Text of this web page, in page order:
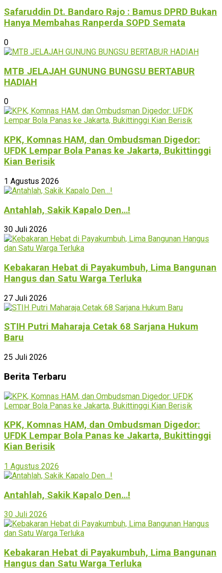
Safaruddin Dt. Bandaro Rajo : Bamus DPRD Bukan
Hanya Membahas Ranperda SOPD Semata
0
MTB JELAJAH GUNUNG BUNGSU BERTABUR
HADIAH
0
KPK, Komnas HAM, dan Ombudsman Digedor:
UFDK Lempar Bola Panas ke Jakarta, Bukittinggi
Kian Berisik
1 Agustus 2026
Antahlah, Sakik Kapalo Den…!
30 Juli 2026
Kebakaran Hebat di Payakumbuh, Lima Bangunan
Hangus dan Satu Warga Terluka
27 Juli 2026
STIH Putri Maharaja Cetak 68 Sarjana Hukum
Baru
25 Juli 2026
Berita Terbaru
KPK, Komnas HAM, dan Ombudsman Digedor:
UFDK Lempar Bola Panas ke Jakarta, Bukittinggi
Kian Berisik
1 Agustus 2026
Antahlah, Sakik Kapalo Den…!
30 Juli 2026
Kebakaran Hebat di Payakumbuh, Lima Bangunan
Hangus dan Satu Warga Terluka